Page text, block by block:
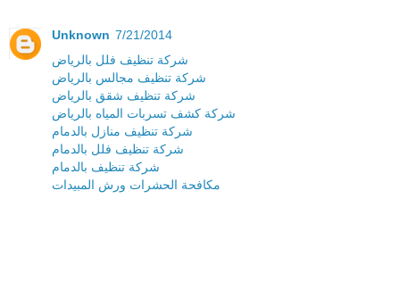
Unknown 7/21/2014
شركة تنظيف فلل بالرياض
شركة تنظيف مجالس بالرياض
شركة تنظيف شقق بالرياض
شركة كشف تسربات المياه بالرياض
شركة تنظيف منازل بالدمام
شركة تنظيف فلل بالدمام
شركة تنظيف بالدمام
مكافحة الحشرات ورش المبيدات